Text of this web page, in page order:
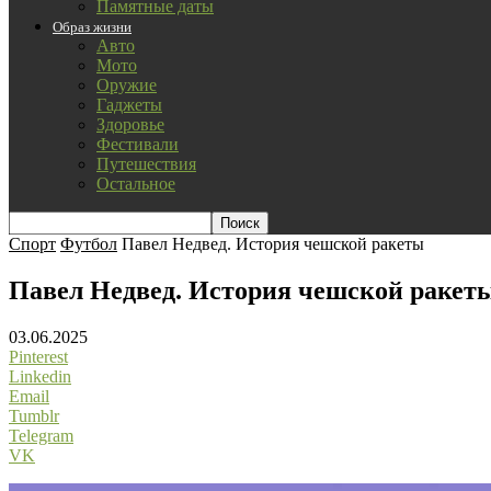
Памятные даты
Образ жизни
Авто
Мото
Оружие
Гаджеты
Здоровье
Фестивали
Путешествия
Остальное
Спорт Футбол Павел Недвед. История чешской ракеты
Павел Недвед. История чешской
03.06.2025
Pinterest
Linkedin
Email
Tumblr
Telegram
VK